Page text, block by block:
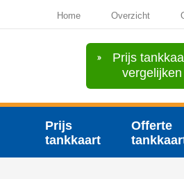
Home Overzicht
Prijs
vergelijken
Prijs
tankkaart
Offerte